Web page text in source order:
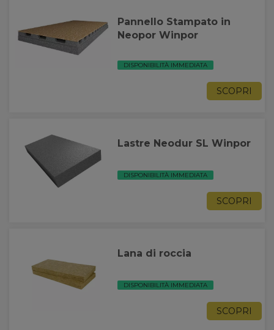
Pannello Stampato in
Neopor Winpor
DISPONIBILITÀ IMMEDIATA
SCOPRI
Lastre Neodur SL Winpor
DISPONIBILITÀ IMMEDIATA
SCOPRI
Lana di roccia
DISPONIBILITÀ IMMEDIATA
SCOPRI